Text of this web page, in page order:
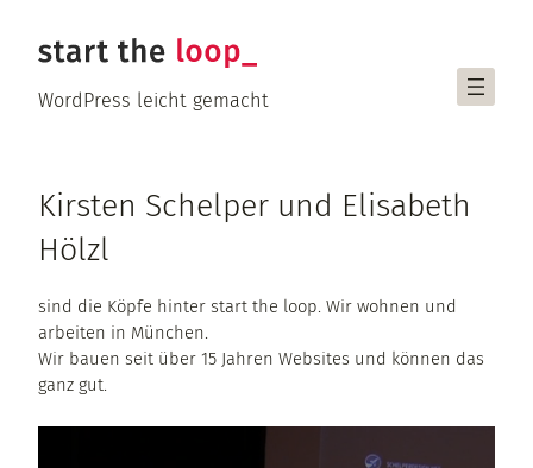
Inhalt
WordPress leicht gemacht
Kirsten Schelper und Elisabeth
Hölzl
sind die Köpfe hinter start the loop. Wir wohnen und
arbeiten in München.
Wir bauen seit über 15 Jahren Websites und können das
ganz gut.